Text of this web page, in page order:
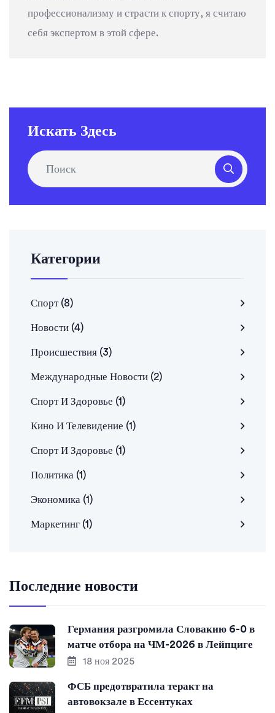
профессионализму и страсти к спорту, я считаю
себя экспертом в этой сфере.
Искать Здесь
Категории
Спорт (8)
Новости (4)
Происшествия (3)
Международные Новости (2)
Спорт И Здоровье (1)
Кино И Телевидение (1)
Спорт И Здоровье (1)
Политика (1)
Экономика (1)
Маркетинг (1)
Последние новости
Германия разгромила Словакию 6-0 в
матче отбора на ЧМ-2026 в Лейпциге
18 ноя 2025
ФСБ предотвратила теракт на
автовокзале в Ессентуках